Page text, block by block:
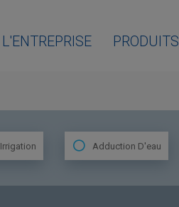
L'ENTREPRISE PRODUITS
Irrigation Adduction D'eau